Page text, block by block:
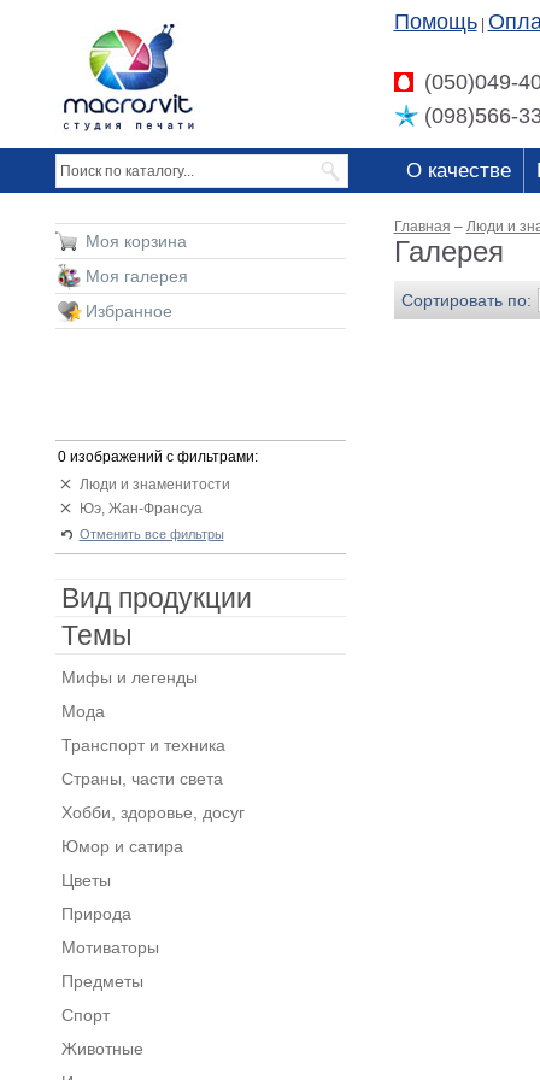
Помощь
(050)049-
(098)566-
О качестве
Главная – Люди и
Галерея
Сортировать по:
Моя корзина
Моя галерея
Избранное
0 изображений с фильтрами:
Люди и знаменитости
Юэ, Жан-Франсуа
Отменить все фильтры
Вид продукции
Темы
Мифы и легенды
Мода
Транспорт и техника
Страны, части света
Хобби, здоровье, досуг
Юмор и сатира
Цветы
Природа
Мотиваторы
Предметы
Спорт
Животные